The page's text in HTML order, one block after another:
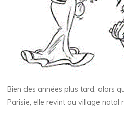
Bien des années plus tard, alors
Parisie, elle revint au village natal